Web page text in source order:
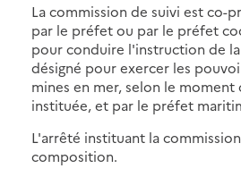
La commission de suivi est co-
par le préfet ou par le préfet
pour conduire l'instruction de
désigné pour exercer les
mines en mer, selon le
instituée, et par le préfet
L'arrêté instituant la
composition.